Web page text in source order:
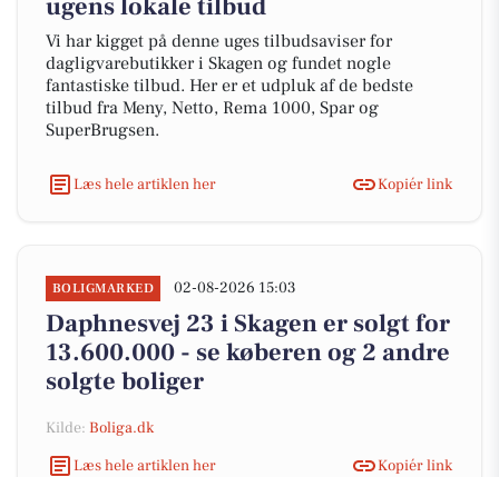
ugens lokale tilbud
Vi har kigget på denne uges tilbudsaviser for
dagligvarebutikker i Skagen og fundet nogle
fantastiske tilbud. Her er et udpluk af de bedste
tilbud fra Meny, Netto, Rema 1000, Spar og
SuperBrugsen.
Læs hele artiklen her Kopiér link
BOLIGMARKED 02-08-2026 15:03
Daphnesvej 23 i Skagen er solgt for
13.600.000 - se køberen og 2 andre
solgte boliger
Kilde: Boliga.dk
Læs hele artiklen her
Kopiér link